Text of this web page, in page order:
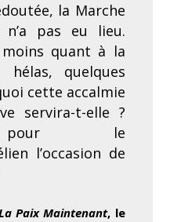
la Marche
pas eu lieu.
quant à la
hélas, quelques
cette accalmie
servira-t-elle ?
pour le
l’occasion de
Paix Maintenant, le